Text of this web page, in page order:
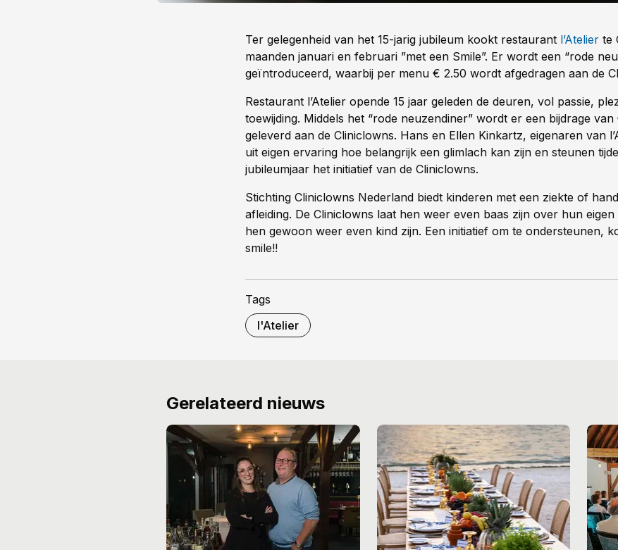
Ter gelegenheid van het 15-jarig jubileum kookt restaurant l’Atelier te
maanden januari en februari ”met een Smile”. Er wordt een “rode
geïntroduceerd, waarbij per menu € 2.50 wordt afgedragen aan de
Restaurant l’Atelier opende 15 jaar geleden de deuren, vol passie,
toewijding. Middels het “rode neuzendiner” wordt er een bijdrage
geleverd aan de Cliniclowns. Hans en Ellen Kinkartz, eigenaren van
uit eigen ervaring hoe belangrijk een glimlach kan zijn en steunen
jubileumjaar het initiatief van de Cliniclowns.
Stichting Cliniclowns Nederland biedt kinderen met een ziekte of
afleiding. De Cliniclowns laat hen weer even baas zijn over hun eigen
hen gewoon weer even kind zijn. Een initiatief om te ondersteunen,
smile!!
Tags
l'Atelier
Gerelateerd nieuws